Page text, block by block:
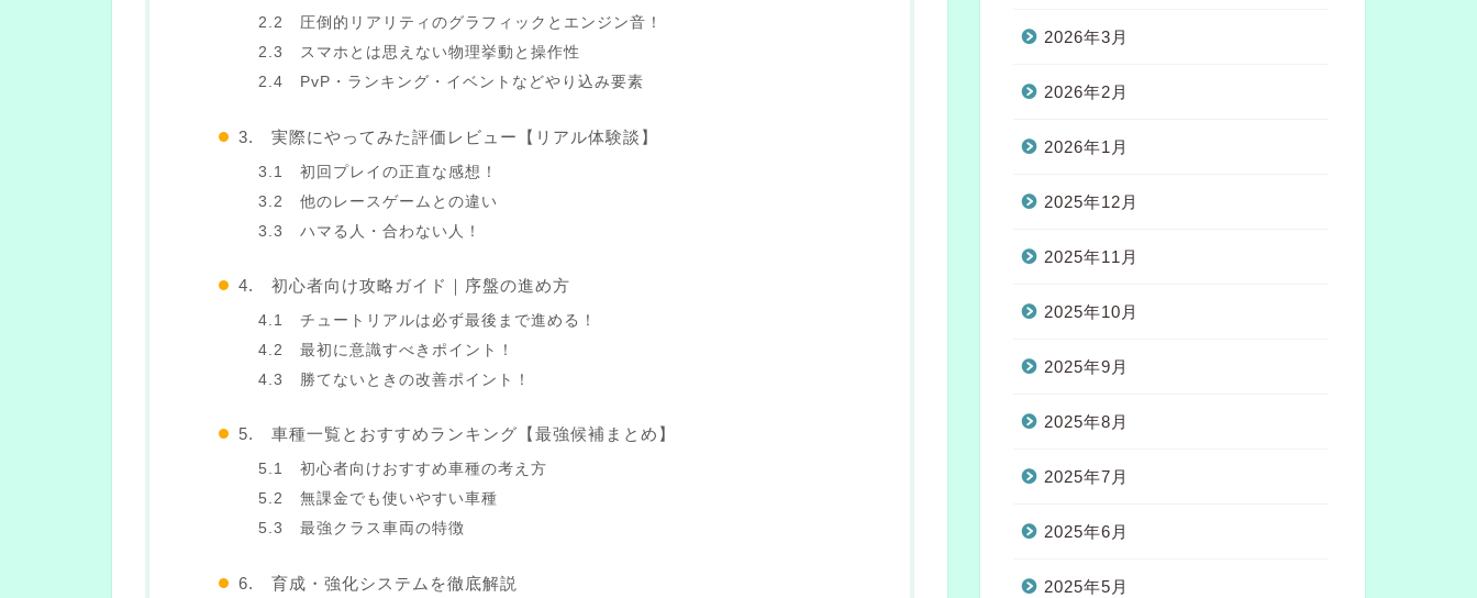
2.2 圧倒的リアリティのグラフィックとエンジン音！
2.3 スマホとは思えない物理挙動と操作性
2.4 PvP・ランキング・イベントなどやり込み要素
3. 実際にやってみた評価レビュー【リアル体験談】
3.1 初回プレイの正直な感想！
3.2 他のレースゲームとの違い
3.3 ハマる人・合わない人！
4. 初心者向け攻略ガイド｜序盤の進め方
4.1 チュートリアルは必ず最後まで進める！
4.2 最初に意識すべきポイント！
4.3 勝てないときの改善ポイント！
5. 車種一覧とおすすめランキング【最強候補まとめ】
5.1 初心者向けおすすめ車種の考え方
5.2 無課金でも使いやすい車種
5.3 最強クラス車両の特徴
6. 育成・強化システムを徹底解説
2026年3月
2026年2月
2026年1月
2025年12月
2025年11月
2025年10月
2025年9月
2025年8月
2025年7月
2025年6月
2025年5月